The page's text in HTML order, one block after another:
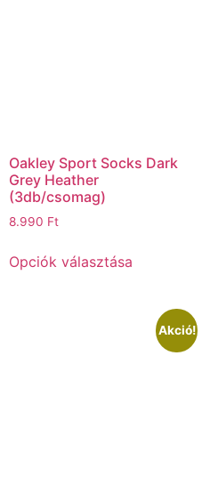
Oakley Sport Socks Dark
Grey Heather
(3db/csomag)
8.990 Ft
Opciók választása
Akció!